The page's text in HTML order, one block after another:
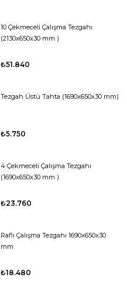
10 Çekmeceli Çalışma Tezgahı
(2130x650x30 mm )
₺51.840
Tezgah Üstü Tahta (1690x650x30 mm)
₺5.750
4 Çekmeceli Çalışma Tezgahı
(1690x650x30 mm )
₺23.760
Raflı Çalışma Tezgahı 1690x650x30
mm
₺18.480